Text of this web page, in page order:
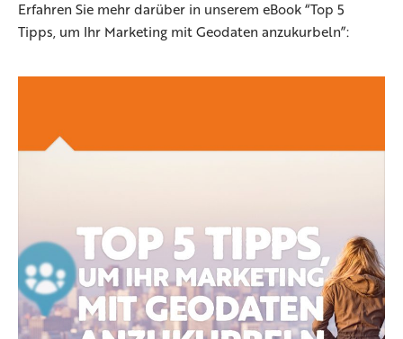
Erfahren Sie mehr darüber in unserem eBook “Top 5
Tipps, um Ihr Marketing mit Geodaten anzukurbeln”: